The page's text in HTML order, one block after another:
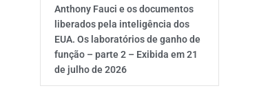
Anthony Fauci e os documentos
liberados pela inteligência dos
EUA. Os laboratórios de ganho de
função – parte 2 – Exibida em 21
de julho de 2026